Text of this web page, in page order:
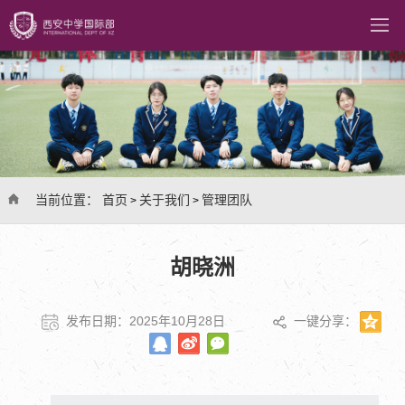
当前位置： 首页 > 关于我们 > 管理团队
胡晓洲
发布日期：2025年10月28日 一键分享：